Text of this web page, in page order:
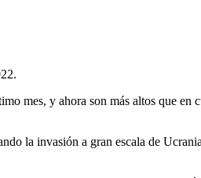
mes, y ahora son más altos que en
la invasión a gran escala de